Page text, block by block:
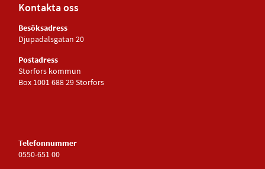
Kontakta oss
Besöksadress
Djupadalsgatan 20
Postadress
Storfors kommun
Box 1001 688 29 Storfors
Telefonnummer
0550-651 00